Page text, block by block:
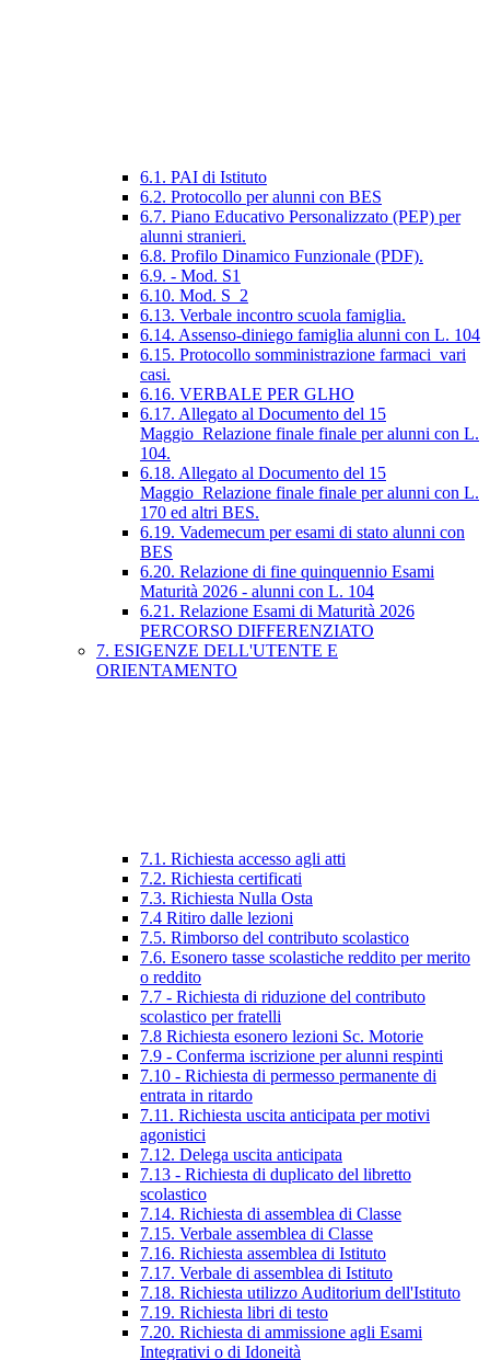
6.1. PAI di Istituto
6.2. Protocollo per alunni con BES
6.7. Piano Educativo Personalizzato (PEP) per
alunni stranieri.
6.8. Profilo Dinamico Funzionale (PDF).
6.9. - Mod. S1
6.10. Mod. S_2
6.13. Verbale incontro scuola famiglia.
6.14. Assenso-diniego famiglia alunni con L. 104
6.15. Protocollo somministrazione farmaci_vari
casi.
6.16. VERBALE PER GLHO
6.17. Allegato al Documento del 15
Maggio_Relazione finale finale per alunni con L.
104.
6.18. Allegato al Documento del 15
Maggio_Relazione finale finale per alunni con L.
170 ed altri BES.
6.19. Vademecum per esami di stato alunni con
BES
6.20. Relazione di fine quinquennio Esami
Maturità 2026 - alunni con L. 104
6.21. Relazione Esami di Maturità 2026
PERCORSO DIFFERENZIATO
7. ESIGENZE DELL'UTENTE E
ORIENTAMENTO
7.1. Richiesta accesso agli atti
7.2. Richiesta certificati
7.3. Richiesta Nulla Osta
7.4 Ritiro dalle lezioni
7.5. Rimborso del contributo scolastico
7.6. Esonero tasse scolastiche reddito per merito
o reddito
7.7 - Richiesta di riduzione del contributo
scolastico per fratelli
7.8 Richiesta esonero lezioni Sc. Motorie
7.9 - Conferma iscrizione per alunni respinti
7.10 - Richiesta di permesso permanente di
entrata in ritardo
7.11. Richiesta uscita anticipata per motivi
agonistici
7.12. Delega uscita anticipata
7.13 - Richiesta di duplicato del libretto
scolastico
7.14. Richiesta di assemblea di Classe
7.15. Verbale assemblea di Classe
7.16. Richiesta assemblea di Istituto
7.17. Verbale di assemblea di Istituto
7.18. Richiesta utilizzo Auditorium dell'Istituto
7.19. Richiesta libri di testo
7.20. Richiesta di ammissione agli Esami
Integrativi o di Idoneità